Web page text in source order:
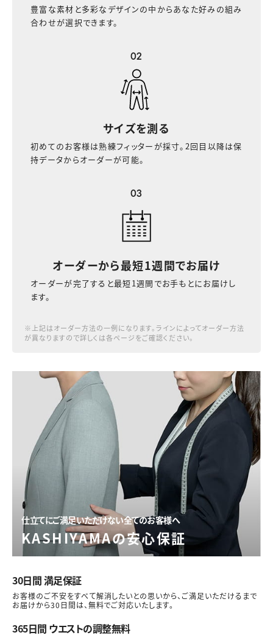
豊富な素材と多彩なデザインの中からあなた好みの組み
合わせが選択できます。
02
サイズを測る
初めてのお客様は熟練フィッターが採寸。2回目以降は保
持データからオーダーが可能。
03
オーダーから最短1週間でお届け
オーダーが完了すると最短1週間でお手もとにお届けし
ます。
※上記はオーダー方法の一例になります。ラインによってオーダー方法
が異なりますので詳しくは各ページをご確認ください。
仕立てにご満足いただけない全てのお客様へ
KASHIYAMAの安心保証
30日間 満足保証
お客様のご不安をすべて解消したいとの思いから、ご満足いただけるまで
お届けから30日間は、無料でご対応いたします。
365日間 ウエストの調整無料